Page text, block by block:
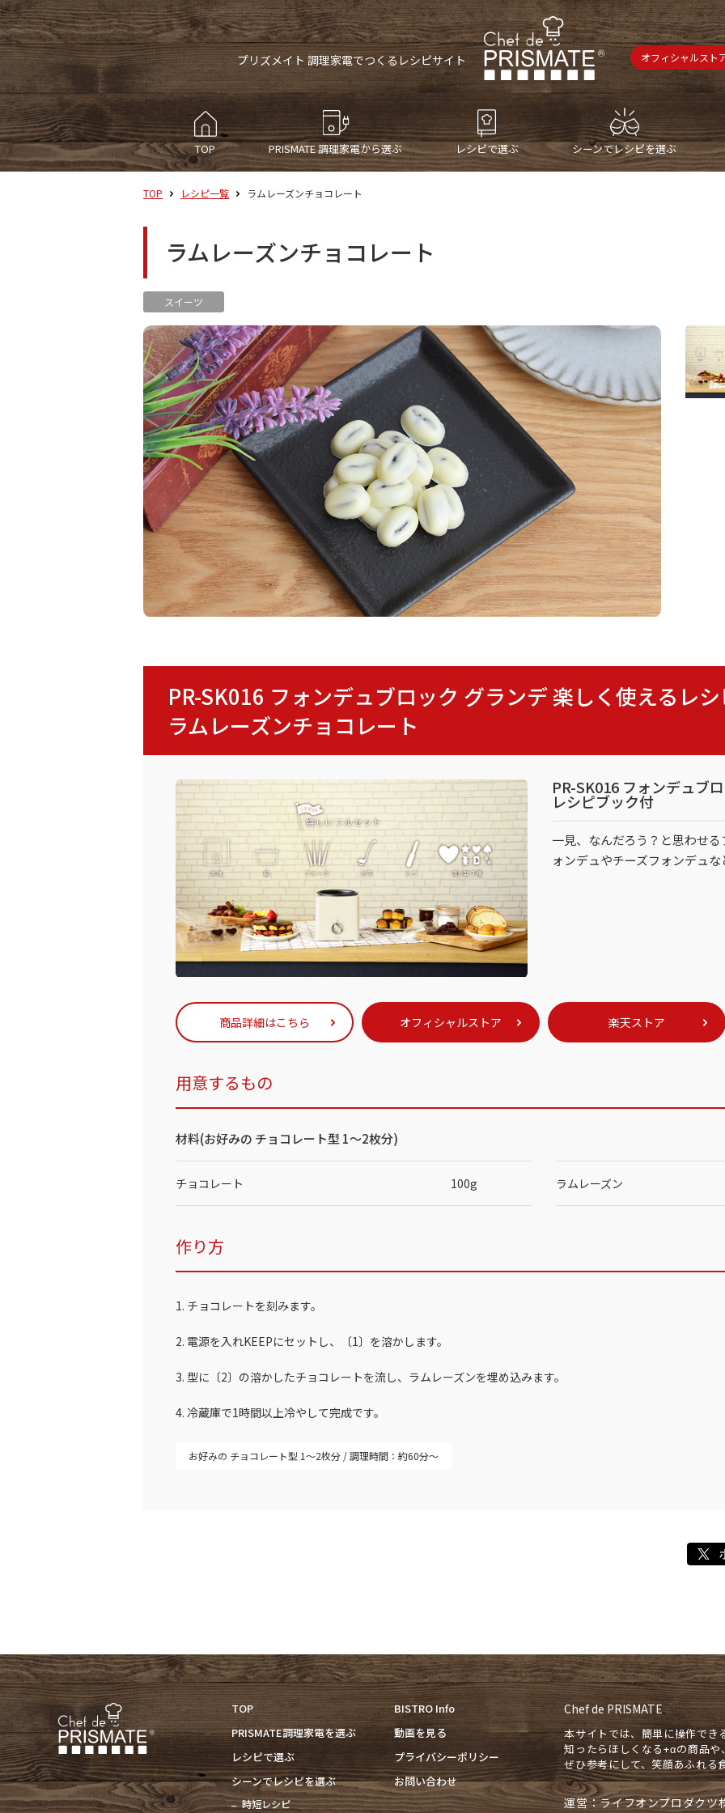
プリズメイト 調理家電でつくるレシピサイト オフィシャルスト
TOP PRISMATE調理家電から選ぶ レシピで選ぶ シーンでレシピを選ぶ
TOP レシピ一覧 ラムレーズンチョコレート
ラムレーズンチョコレート
スイーツ
PR-SK016 フォンデュブロック グランデ 楽しく使えるレ
ラムレーズンチョコレート
PR-SK016 フォンデュブ
レシピブック付
一見、なんだろう？と思わせ
ォンデュやチーズフォンデュ
商品詳細はこちら オフィシャルストア 楽天ストア
用意するもの
材料(お好みの チョコレート型 1～2枚分)
チョコレート 100g ラムレーズン
作り方
1. チョコレートを刻みます。
2. 電源を入れKEEPにセットし、〔1〕を溶かします。
3. 型に〔2〕の溶かしたチョコレートを流し、ラムレーズンを埋め込みます。
4. 冷蔵庫で1時間以上冷やして完成です。
お好みの チョコレート型 1～2枚分 調理時間：約60分～
TOP
PRISMATE調理家電を選ぶ
レシピで選ぶ
シーンでレシピを選ぶ
時短レシピ
BISTRO Info
動画を見る
プライバシーポリシー
お問い合わせ
Chef de PRISMATE
本サイトでは、簡単に操作でき
知ったらほしくなる+αの商品
ぜひ参考にして、笑顔あふれる
運営：ライフオンプロダクツ